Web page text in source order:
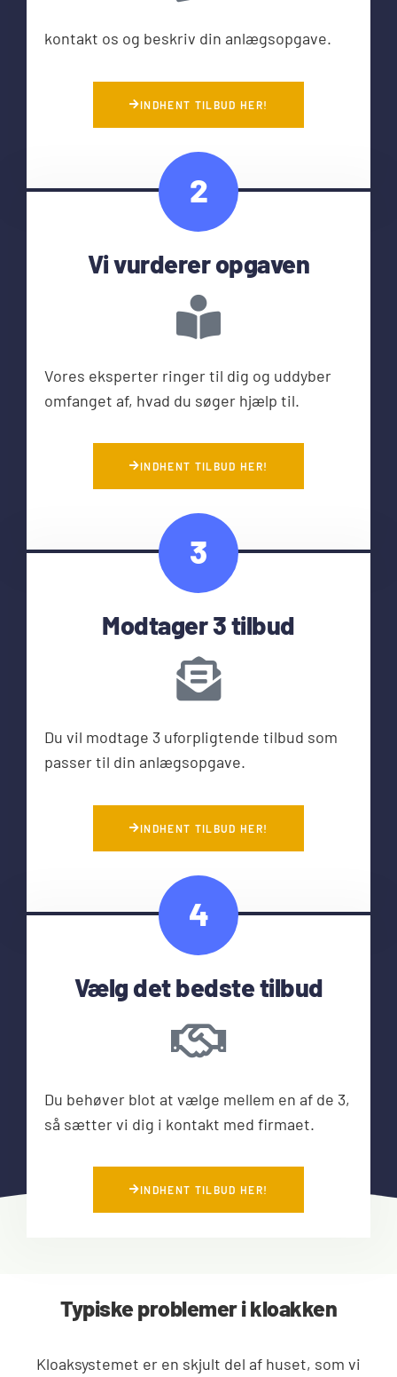
kontakt os og beskriv din anlægsopgave.
INDHENT TILBUD HER!
2
Vi vurderer opgaven
Vores eksperter ringer til dig og uddyber
omfanget af, hvad du søger hjælp til.
INDHENT TILBUD HER!
3
Modtager 3 tilbud
Du vil modtage 3 uforpligtende tilbud som
passer til din anlægsopgave.
INDHENT TILBUD HER!
4
Vælg det bedste tilbud
Du behøver blot at vælge mellem en af de 3,
så sætter vi dig i kontakt med firmaet.
INDHENT TILBUD HER!
Typiske problemer i kloakken
Kloaksystemet er en skjult del af huset, som vi